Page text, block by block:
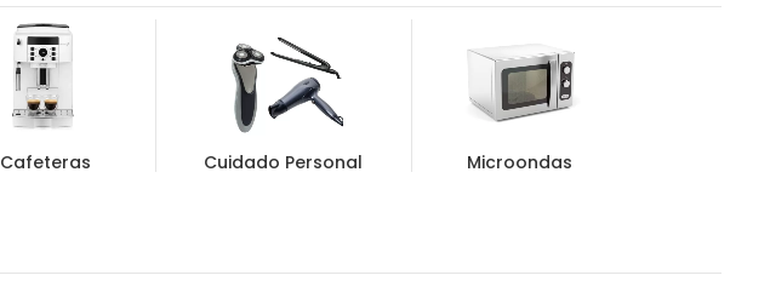
Cafeteras Cuidado Personal Microondas